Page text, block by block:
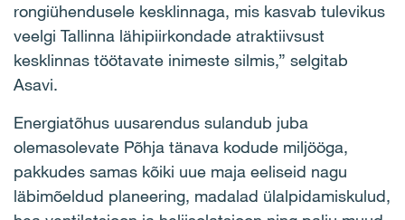
rongiühendusele kesklinnaga, mis kasvab tulevikus
veelgi Tallinna lähipiirkondade atraktiivsust
kesklinnas töötavate inimeste silmis,” selgitab
Asavi.
Energiatõhus uusarendus sulandub juba
olemasolevate Põhja tänava kodude miljööga,
pakkudes samas kõiki uue maja eeliseid nagu
läbimõeldud planeering, madalad ülalpidamiskulud,